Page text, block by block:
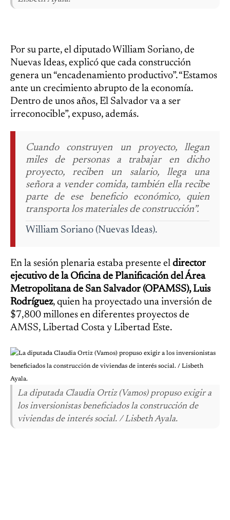
Por su parte, el diputado William Soriano, de
Nuevas Ideas, explicó que cada construcción
genera un “encadenamiento productivo”. “Estamos
ante un crecimiento abrupto de la economía.
Dentro de unos años, El Salvador va a ser
irreconocible”, expuso, además.
Cuando construyen un proyecto, llegan
miles de personas a trabajar en dicho
proyecto, reciben un salario, llega una
señora a vender comida, también ella recibe
parte de ese beneficio económico, quien
transporta los materiales de construcción”.
William Soriano (Nuevas Ideas).
En la sesión plenaria estaba presente el director
ejecutivo de la Oficina de Planificación del Área
Metropolitana de San Salvador (OPAMSS), Luis
Rodríguez, quien ha proyectado una inversión de
$7,800 millones en diferentes proyectos de
AMSS, Libertad Costa y Libertad Este.
La diputada Claudia Ortiz (Vamos) propuso exigir a
los inversionistas beneficiados la construcción de
viviendas de interés social. / Lisbeth Ayala.